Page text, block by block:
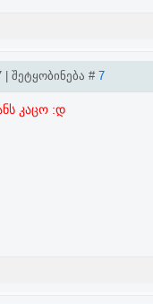
| შეტყობინება # 7
კაცო :დ